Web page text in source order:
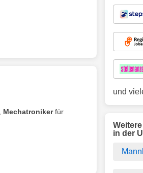
Mechatronikerfür
und
in der